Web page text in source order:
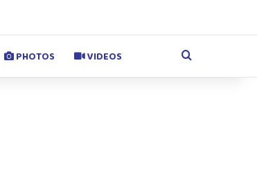
PHOTOS VIDEOS Search for